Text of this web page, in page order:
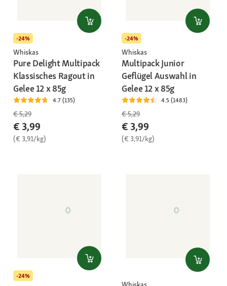
-24%
Whiskas
Pure Delight Multipack
Klassisches Ragout in
Gelee 12 x 85g
4.7 (135)
€ 5,29
€ 3,99
(€ 3,91/kg)
-24%
Whiskas
Multipack Junior
Geflügel Auswahl in
Gelee 12 x 85g
4.5 (1483)
€ 5,29
€ 3,99
(€ 3,91/kg)
-24%